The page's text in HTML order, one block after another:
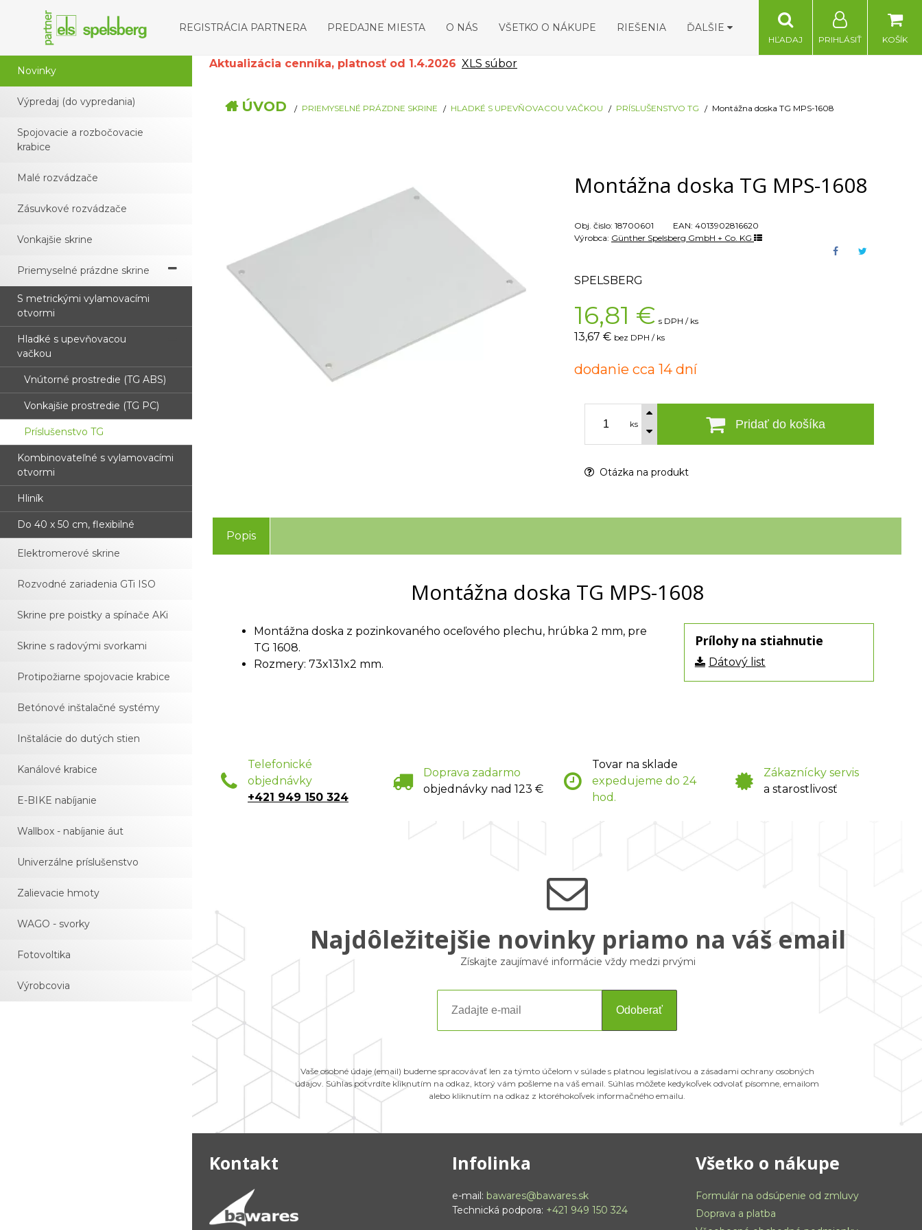
REGISTRÁCIA PARTNERA PREDAJNE MIESTA O NÁS VŠETKO O NÁKUPE RIEŠENIA ĎALŠIE
KOŠÍK
PRIHLÁSIŤ
HĽADAJ
Novinky
Výpredaj (do vypredania)
Spojovacie a rozbočovacie
krabice
Malé rozvádzače
Zásuvkové rozvádzače
Vonkajšie skrine
Priemyselné prázdne skrine
S metrickými vylamovacími
otvormi
Hladké s upevňovacou
vačkou
Vnútorné prostredie (TG ABS)
Vonkajšie prostredie (TG PC)
Príslušenstvo TG
Kombinovateľné s vylamovacími
otvormi
Hliník
Do 40 x 50 cm, flexibilné
Elektromerové skrine
Rozvodné zariadenia GTi ISO
Skrine pre poistky a spínače AKi
Skrine s radovými svorkami
Protipožiarne spojovacie krabice
Betónové inštalačné systémy
Inštalácie do dutých stien
Kanálové krabice
E-BIKE nabíjanie
Wallbox - nabíjanie áut
Univerzálne príslušenstvo
Zalievacie hmoty
WAGO - svorky
Fotovoltika
Výrobcovia
Aktualizácia cenníka, platnosť od 1.4.2026 XLS súbor
ÚVOD PRIEMYSELNÉ PRÁZDNE SKRINE HLADKÉ S UPEVŇOVACOU VAČKOU PRÍSLUŠENSTVO TG Montážna doska TG MPS-1608
Montážna doska TG MPS-1608
Obj. čislo: 18700601 EAN: 4013902816620
Výrobca: Günther Spelsberg GmbH + Co. KG
SPELSBERG
16,81 € s DPH / ks
13,67 € bez DPH / ks
dodanie cca 14 dní
ks Pridať do košíka
Otázka na produkt
Popis
Montážna doska TG MPS-1608
Prílohy na stiahnutie
Dátový list
Montážna doska z pozinkovaného oceľového plechu, hrúbka 2 mm, pre
TG 1608.
Rozmery: 73x131x2 mm.
Telefonické
objednávky
+421 949 150 324
Doprava zadarmo
objednávky nad 123 €
Tovar na sklade
expedujeme do 24
hod.
Zákaznícky servis
a starostlivosť
Najdôležitejšie novinky priamo na váš email
Získajte zaujímavé informácie vždy medzi prvými
Odoberať
Vaše osobné údaje (email) budeme spracovávať len za týmto účelom v súlade s platnou legislatívou a zásadami ochrany osobných
údajov. Súhlas potvrdíte kliknutím na odkaz, ktorý vám pošleme na váš email. Súhlas môžete kedykoľvek odvolať písomne, emailom
alebo kliknutím na odkaz z ktoréhokoľvek informačného emailu.
Kontakt Infolinka
e-mail: bawares@bawares.sk
Technická podpora: +421 949 150 324
Všetko o nákupe
Formulár na odsúpenie od zmluvy
Doprava a platba